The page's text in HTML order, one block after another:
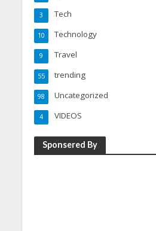
Tech
3
Technology
10
Travel
9
trending
55
Uncategorized
98
VIDEOS
4
Sponsered By